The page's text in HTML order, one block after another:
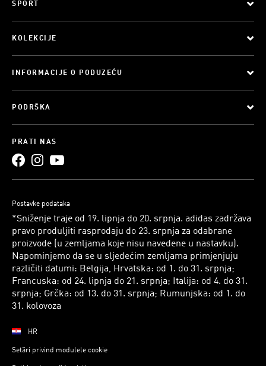
SPORT
KOLEKCIJE
INFORMACIJE O PODUZEĆU
PODRŠKA
PRATI NAS
Postavke podataka
*Sniženje traje od 19. lipnja do 20. srpnja. adidas zadržava
pravo produljiti rasprodaju do 23. srpnja za odabrane
proizvode (u zemljama koje nisu navedene u nastavku).
Napominjemo da se u sljedećim zemljama primjenjuju
različiti datumi: Belgija, Hrvatska: od 1. do 31. srpnja;
Francuska: od 24. lipnja do 21. srpnja; Italija: od 4. do 31.
srpnja; Grčka: od 13. do 31. srpnja; Rumunjska: od 1. do
31. kolovoza
HR
Setări privind modulele cookie